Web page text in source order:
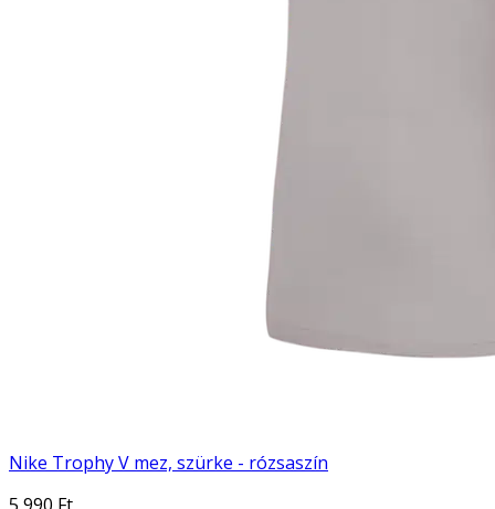
Nike Trophy V mez, szürke - rózsaszín
5 990 Ft